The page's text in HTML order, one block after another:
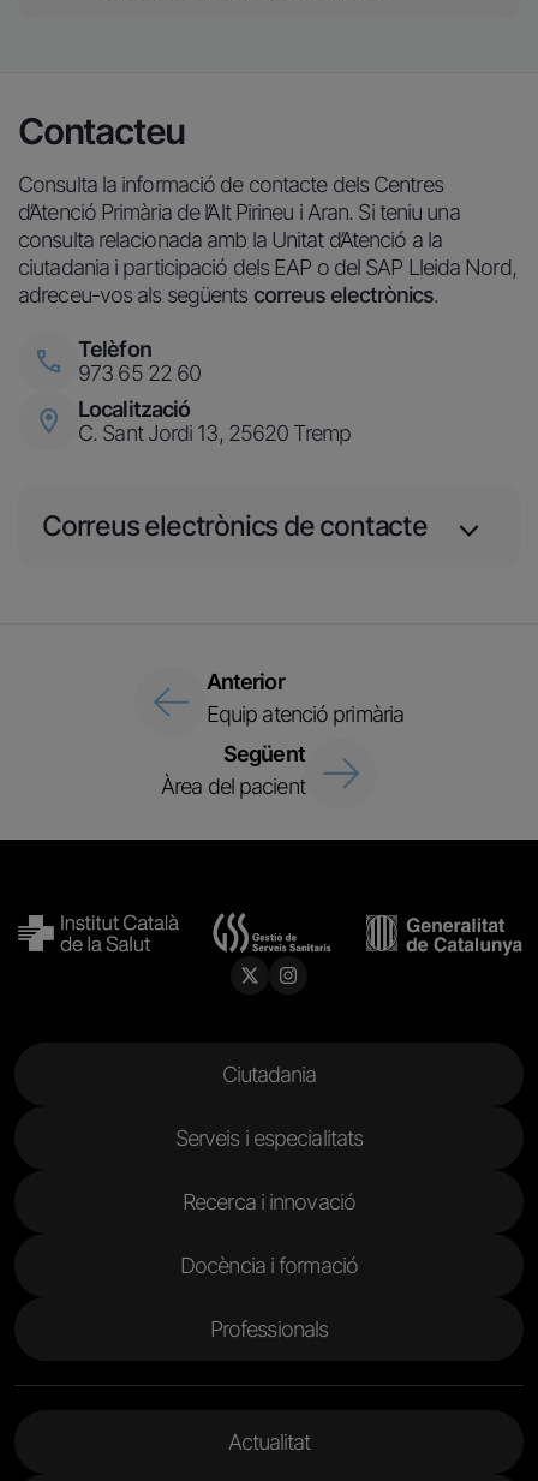
Contacteu
Consulta la informació de contacte dels Centres
d’Atenció Primària de l’Alt Pirineu i Aran. Si teniu una
consulta relacionada amb la Unitat d’Atenció a la
ciutadania i participació dels EAP o del SAP Lleida Nord,
adreceu-vos als següents correus electrònics.
ImatgeTelèfon
973 65 22 60
ImatgeLocalització
C. Sant Jordi 13, 25620 Tremp
Correus electrònics de contacte
Anterior
Equip atenció primària
Següent
Àrea del pacient
Ciutadania
Serveis i especialitats
Recerca i innovació
Docència i formació
Professionals
Actualitat